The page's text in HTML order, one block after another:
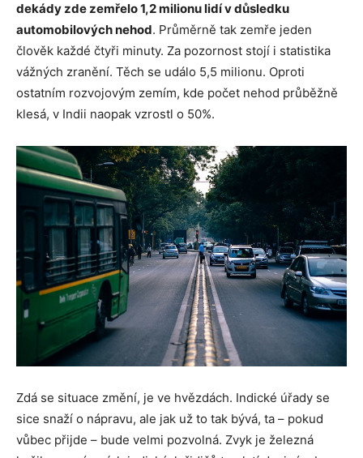
dekády zde zemřelo 1,2 milionu lidí v důsledku
automobilových nehod. Průměrně tak zemře jeden
člověk každé čtyři minuty. Za pozornost stojí i statistika
vážných zranění. Těch se událo 5,5 milionu. Oproti
ostatním rozvojovým zemím, kde počet nehod průběžně
klesá, v Indii naopak vzrostl o 50%.
Zdá se situace změní, je ve hvězdách. Indické úřady se
sice snaží o nápravu, ale jak už to tak bývá, ta – pokud
vůbec přijde – bude velmi pozvolná. Zvyk je železná